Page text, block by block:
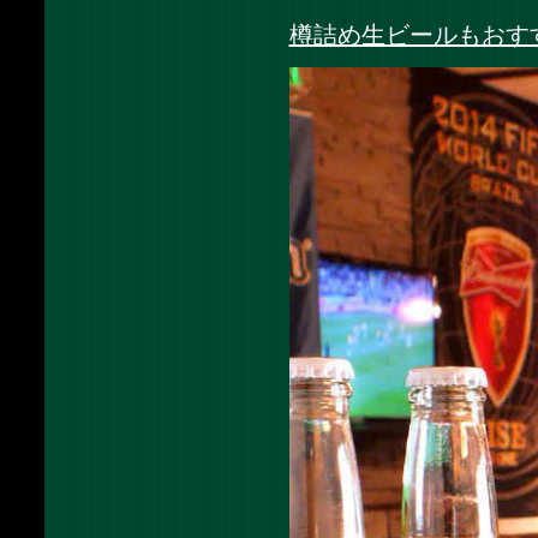
樽詰め生ビールもおす